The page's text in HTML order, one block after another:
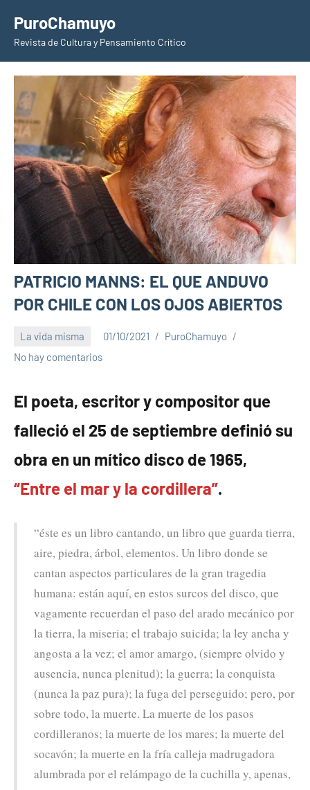
contenido
PuroChamuyo
Revista de Cultura y Pensamiento Crítico
PATRICIO MANNS: EL QUE ANDUVO
POR CHILE CON LOS OJOS ABIERTOS
La vida misma 01/10/2021
PuroChamuyo
No hay comentarios
El poeta, escritor y compositor que
falleció el 25 de septiembre definió su
obra en un mítico disco de 1965,
“Entre el mar y la cordillera”.
“éste es un libro cantando, un libro que guarda tierra,
aire, piedra, árbol, elementos. Un libro donde se
cantan aspectos particulares de la gran tragedia
humana: están aquí, en estos surcos del disco, que
vagamente recuerdan el paso del arado mecánico por
la tierra, la miseria; el trabajo suicida; la ley ancha y
angosta a la vez; el amor amargo, (siempre olvido y
ausencia, nunca plenitud); la guerra; la conquista
(nunca la paz pura); la fuga del perseguido; pero, por
sobre todo, la muerte. La muerte de los pasos
cordilleranos; la muerte de los mares; la muerte del
socavón; la muerte en la fría calleja madrugadora
alumbrada por el relámpago de la cuchilla y, apenas,